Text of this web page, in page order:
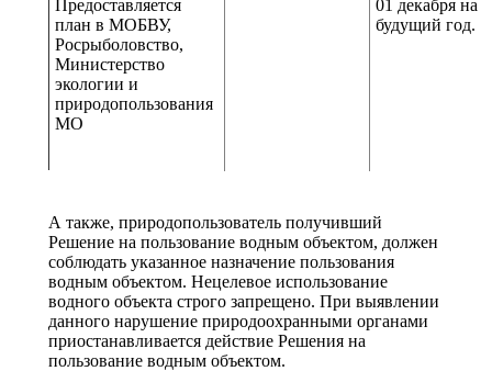
Предоставляется
план в МОБВУ,
Росрыболовство,
Министерство
экологии и
природопользования
МО
01 декабря на
будущий год.
А также, природопользователь получивший
Решение на пользование водным объектом, должен
соблюдать указанное назначение пользования
водным объектом. Нецелевое использование
водного объекта строго запрещено. При выявлении
данного нарушение природоохранными органами
приостанавливается действие Решения на
пользование водным объектом.